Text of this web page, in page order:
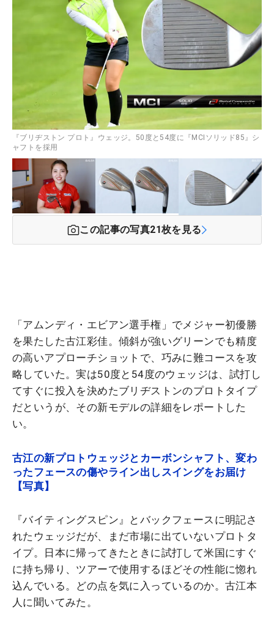
『ブリヂストン プロト』ウェッジ。50度と54度に『MCIソリッド85』シ
ャフトを採用
この記事の写真21枚を見る
「アムンディ・エビアン選手権」でメジャー初優勝
を果たした古江彩佳。傾斜が強いグリーンでも精度
の高いアプローチショットで、巧みに難コースを攻
略していた。実は50度と54度のウェッジは、試打し
てすぐに投入を決めたブリヂストンのプロトタイプ
だというが、その新モデルの詳細をレポートした
い。
古江の新プロトウェッジとカーボンシャフト、変わ
ったフェースの傷やライン出しスイングをお届け
【写真】
『バイティングスピン』とバックフェースに明記さ
れたウェッジだが、まだ市場に出ていないプロトタ
イプ。日本に帰ってきたときに試打して米国にすぐ
に持ち帰り、ツアーで使用するほどその性能に惚れ
込んでいる。どの点を気に入っているのか。古江本
人に聞いてみた。